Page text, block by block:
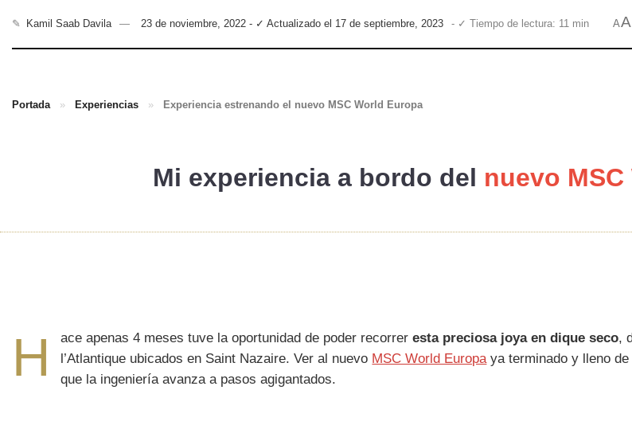
✎ Kamil Saab Davila 23 de noviembre, 2022 - ✓ Actualizado el 17 de septiembre, 2023 - ✓ Tiempo de lectura: 11 min AA
Portada » Experiencias » Experiencia estrenando el nuevo MSC World Europa
Mi experiencia a bordo del nuevo
H ace apenas 4 meses tuve la oportunidad de poder recorreresta preciosa joya en dique seco,
l’Atlantique ubicados en Saint Nazaire. Ver al nuevo MSC World Europaya terminado y lleno
que la ingeniería avanza a pasos agigantados.